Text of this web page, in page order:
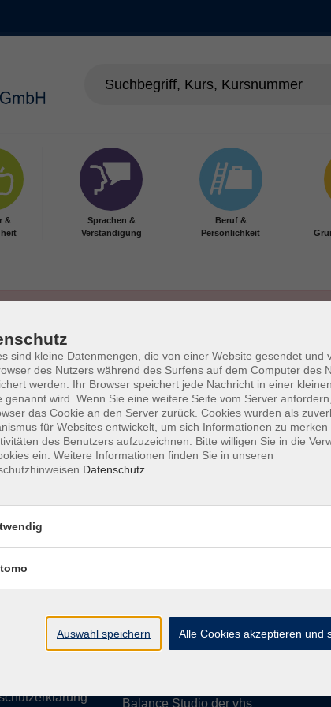
&
Sprachen &
Verständigung
Beruf &
Persönlichkeit
Barrierefreiheit AGB Datenschutzerklärung
Tel. 0961 48178-0
Fax 0961 48178-55
Balance Studio der vhs
sind kleine Datenmengen, die von einer Website gesendet und
des Nutzers während des Surfens auf dem Computer des
werden. Ihr Browser speichert jede Nachricht in einer
genannt wird. Wenn Sie eine weitere Seite vom Server
das Cookie an den Server zurück. Cookies wurden als
für Websites entwickelt, um sich Informationen zu merken
des Benutzers aufzuzeichnen. Bitte willigen Sie in die
ein. Weitere Informationen finden Sie in unseren
Datenschutz
Auswahl speichern Alle Cookies akzeptieren und